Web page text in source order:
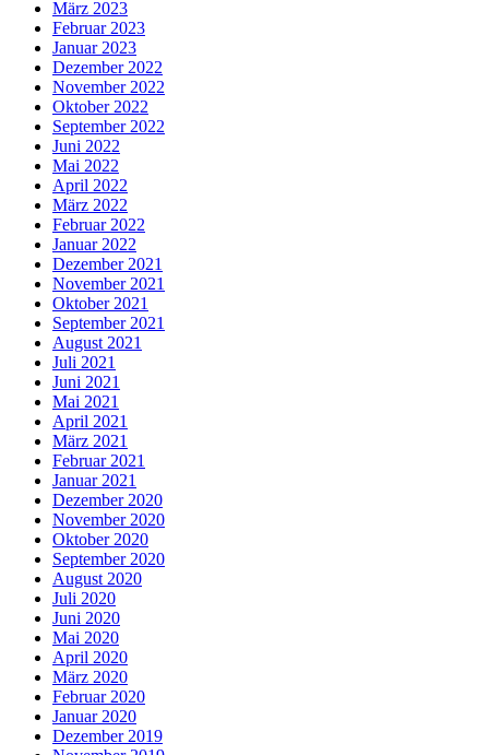
März 2023
Februar 2023
Januar 2023
Dezember 2022
November 2022
Oktober 2022
September 2022
Juni 2022
Mai 2022
April 2022
März 2022
Februar 2022
Januar 2022
Dezember 2021
November 2021
Oktober 2021
September 2021
August 2021
Juli 2021
Juni 2021
Mai 2021
April 2021
März 2021
Februar 2021
Januar 2021
Dezember 2020
November 2020
Oktober 2020
September 2020
August 2020
Juli 2020
Juni 2020
Mai 2020
April 2020
März 2020
Februar 2020
Januar 2020
Dezember 2019